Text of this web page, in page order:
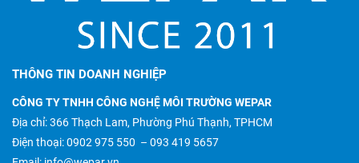
THÔNG TIN DOANH NGHIỆP
CÔNG TY TNHH CÔNG NGHỆ MÔI TRƯỜNG WEPAR
Địa chỉ: 366 Thạch Lam, Phường Phú Thạnh, TPHCM
Điện thoại:0902 975 550 – 093 419 5657